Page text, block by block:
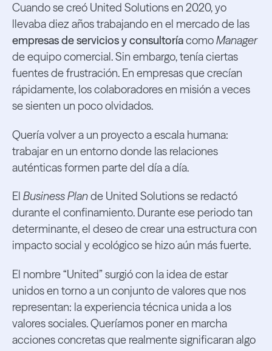
Cuando se creó United Solutions en 2020, yo
llevaba diez años trabajando en el mercado de las
empresas de servicios y consultoríacomoManager
de equipo comercial. Sin embargo, tenía ciertas
fuentes de frustración. En empresas que crecían
rápidamente, los colaboradores en misión a veces
se sienten un poco olvidados.
Quería volver a un proyecto a escala humana:
trabajar en un entorno donde las relaciones
auténticas formen parte del día a día.
El Business Plande United Solutions se redactó
durante el confinamiento. Durante ese periodo tan
determinante, el deseo de crear una estructura con
impacto social y ecológico se hizo aún más fuerte.
El nombre “United” surgió con la idea de estar
unidos en torno a un conjunto de valores que nos
representan: la experiencia técnica unida a los
valores sociales. Queríamos poner en marcha
acciones concretas que realmente significaran algo